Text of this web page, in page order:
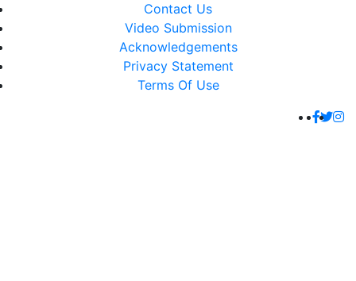
Contact Us
Video Submission
Acknowledgements
Privacy Statement
Terms Of Use